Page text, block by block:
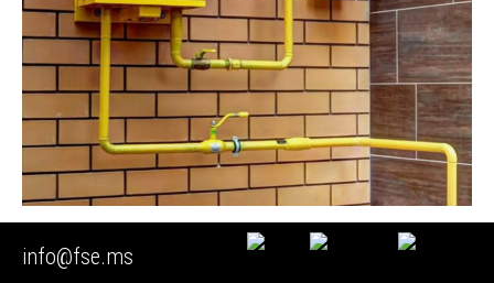
🚩 Экспертиза приборов учета воды
info@fse.ms